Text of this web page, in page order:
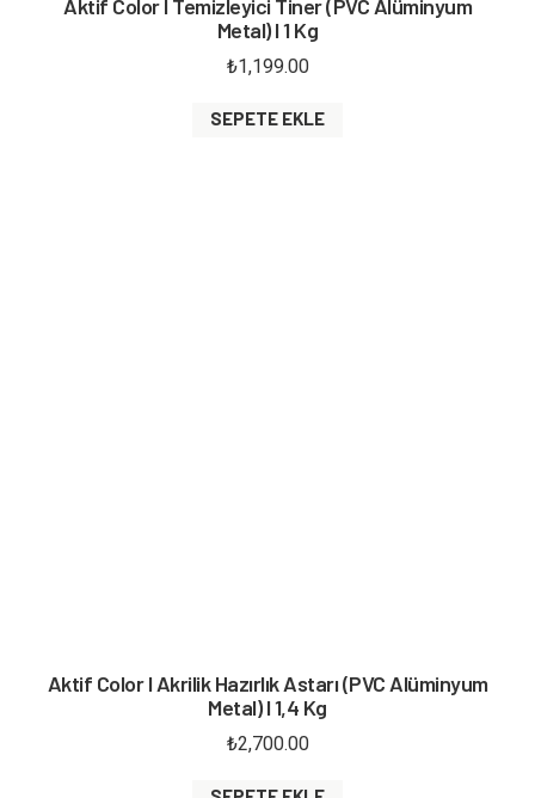
Aktif Color I Temizleyici Tiner (PVC Alüminyum
Metal) I 1 Kg
₺1,199.00
SEPETE EKLE
Aktif Color I Akrilik Hazırlık Astarı (PVC Alüminyum
Metal) I 1,4 Kg
₺2,700.00